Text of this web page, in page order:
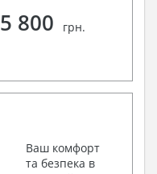
5 800 грн.
Ваш комфорт
та безпека в